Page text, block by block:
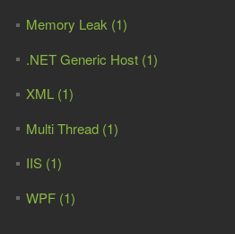
Memory Leak (1)
.NET Generic Host (1)
XML (1)
Multi Thread (1)
IIS (1)
WPF (1)